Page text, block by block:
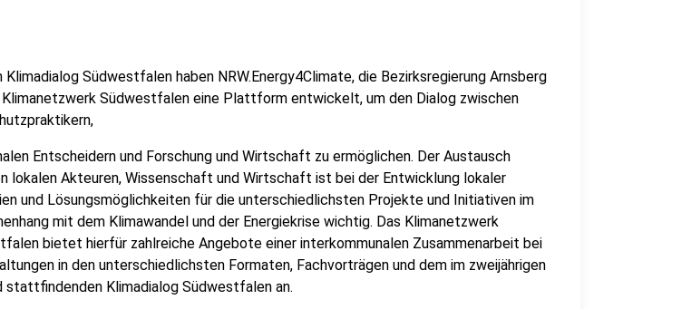
Klimadialog Südwestfalen haben NRW.Energy4Climate, die Bezirksregierung Arnsberg
Klimanetzwerk Südwestfalen eine Plattform entwickelt, um den Dialog zwischen
Entscheidern und Forschung und Wirtschaft zu ermöglichen. Der Austausch
lokalen Akteuren, Wissenschaft und Wirtschaft ist bei der Entwicklung lokaler
und Lösungsmöglichkeiten für die unterschiedlichsten Projekte und Initiativen im
mit dem Klimawandel und der Energiekrise wichtig. Das Klimanetzwerk
bietet hierfür zahlreiche Angebote einer interkommunalen Zusammenarbeit bei
in den unterschiedlichsten Formaten, Fachvorträgen und dem im zweijährigen
stattfindenden Klimadialog Südwestfalen an.